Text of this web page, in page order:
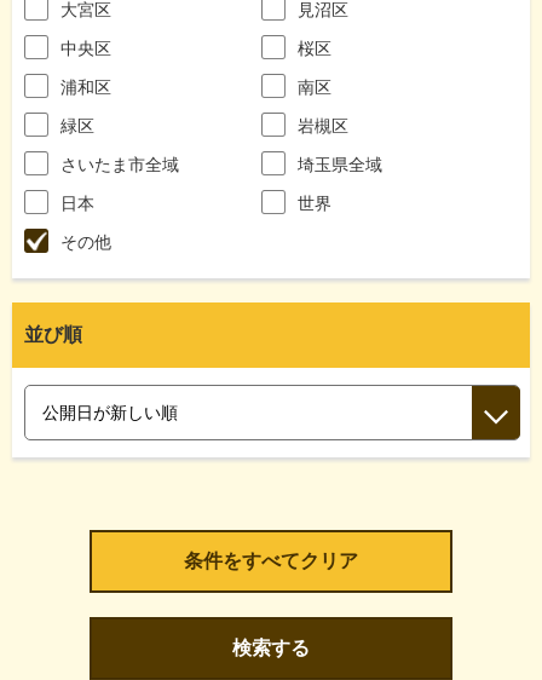
大宮区
見沼区
中央区
桜区
浦和区
南区
緑区
岩槻区
さいたま市全域
埼玉県全域
日本
世界
その他
並び順
検索する